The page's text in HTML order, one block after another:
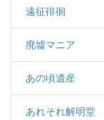
遠征徘徊
廃墟マニア
あの頃遺産
あれそれ解明堂